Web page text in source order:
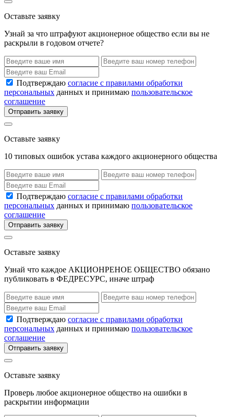
Оставьте заявку
Узнай за что штрафуют акционерное общество если вы не
раскрыли в годовом отчете?
Подтверждаю согласие с правилами обработки
персональных данных и принимаю пользовательское
соглашение
Отправить заявку
Оставьте заявку
10 типовых ошибок устава каждого акционерного общества
Подтверждаю согласие с правилами обработки
персональных данных и принимаю пользовательское
соглашение
Отправить заявку
Оставьте заявку
Узнай что каждое АКЦИОНРЕНОЕ ОБЩЕСТВО обязано
публиковать в ФЕДРЕСУРС, иначе штраф
Подтверждаю согласие с правилами обработки
персональных данных и принимаю пользовательское
соглашение
Отправить заявку
Оставьте заявку
Проверь любое акционерное общество на ошибки в
раскрытии информации